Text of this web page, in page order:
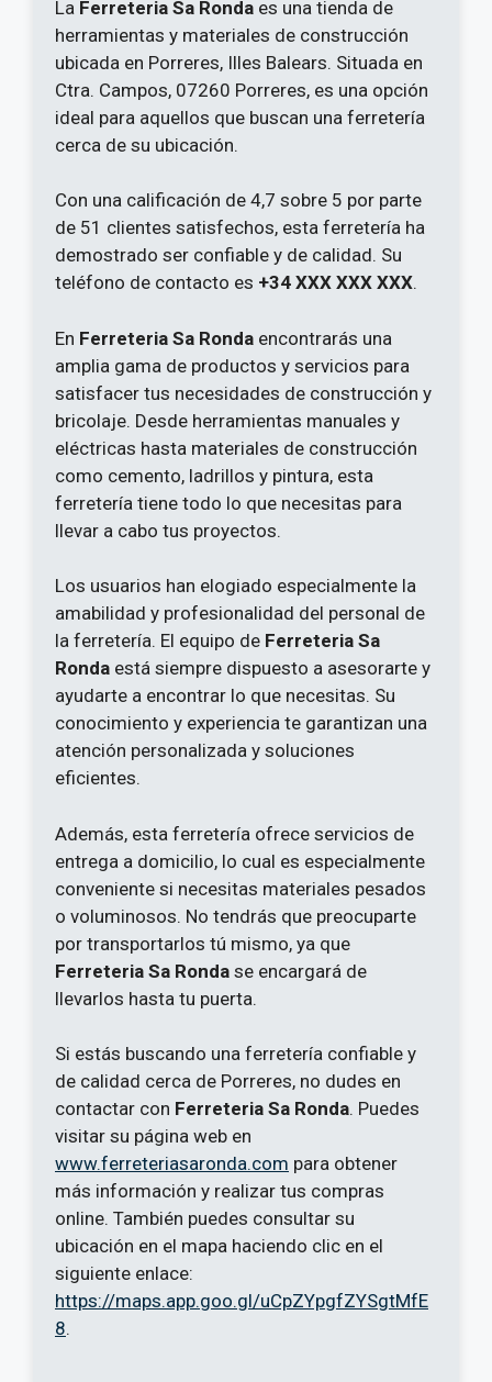
La Ferreteria Sa Ronda es una tienda de
herramientas y materiales de construcción
ubicada en Porreres, Illes Balears. Situada en
Ctra. Campos, 07260 Porreres, es una opción
ideal para aquellos que buscan una ferretería
cerca de su ubicación.
Con una calificación de 4,7 sobre 5 por parte
de 51 clientes satisfechos, esta ferretería ha
demostrado ser confiable y de calidad. Su
teléfono de contacto es +34 XXX XXX XXX.
En Ferreteria Sa Ronda encontrarás una
amplia gama de productos y servicios para
satisfacer tus necesidades de construcción y
bricolaje. Desde herramientas manuales y
eléctricas hasta materiales de construcción
como cemento, ladrillos y pintura, esta
ferretería tiene todo lo que necesitas para
llevar a cabo tus proyectos.
Los usuarios han elogiado especialmente la
amabilidad y profesionalidad del personal de
la ferretería. El equipo de Ferreteria Sa
Ronda está siempre dispuesto a asesorarte y
ayudarte a encontrar lo que necesitas. Su
conocimiento y experiencia te garantizan una
atención personalizada y soluciones
eficientes.
Además, esta ferretería ofrece servicios de
entrega a domicilio, lo cual es especialmente
conveniente si necesitas materiales pesados
o voluminosos. No tendrás que preocuparte
por transportarlos tú mismo, ya que
Ferreteria Sa Ronda se encargará de
llevarlos hasta tu puerta.
Si estás buscando una ferretería confiable y
de calidad cerca de Porreres, no dudes en
contactar con Ferreteria Sa Ronda. Puedes
visitar su página web en
www.ferreteriasaronda.com para obtener
más información y realizar tus compras
online. También puedes consultar su
ubicación en el mapa haciendo clic en el
siguiente enlace:
https://maps.app.goo.gl/uCpZYpgfZYSgtMfE
8.